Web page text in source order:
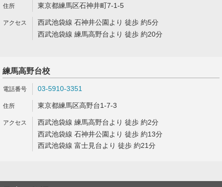
東京都練馬区石神井町7-1-5
西武池袋線 石神井公園より 徒歩 約5分
西武池袋線 練馬高野台より 徒歩 約20分
練馬高野台校
03-5910-3351
東京都練馬区高野台1-7-3
西武池袋線 練馬高野台より 徒歩 約2分
西武池袋線 石神井公園より 徒歩 約13分
西武池袋線 富士見台より 徒歩 約21分